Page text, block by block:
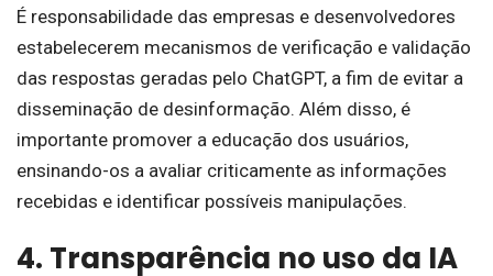
É responsabilidade das empresas e desenvolvedores
estabelecerem mecanismos de verificação e validação
das respostas geradas pelo ChatGPT, a fim de evitar a
disseminação de desinformação. Além disso, é
importante promover a educação dos usuários,
ensinando-os a avaliar criticamente as informações
recebidas e identificar possíveis manipulações.
4. Transparência no uso da IA